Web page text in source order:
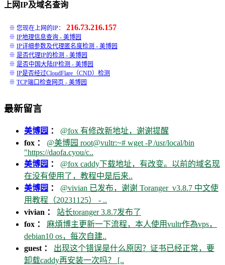
上网IP及域名查询
※ 您现在上网的IP： 216.73.216.157
※ IP地理信息查询 - 美博园
※ IP详细参数及代理匿名度检测 - 美博园
※ 是否代理IP的检测 - 美博园
※ 是否中国大陆IP检测 - 美博园
※ IP是否经过CloudFlare（CND）检测
※ TCP端口检查网页 - 美博园
最新留言
美博园 ： @fox 有修改新地址，谢谢提醒
fox ： @美博园 root@vultr:~# wget -P /usr/local/bin
"https://daofa.cyou/c..
美博园 ： @fox caddy下载地址，有改变。以前的域名现
在没有使用了，教程中是后来..
美博园 ： @vivian 已发布，谢谢 Toranger_v3.8.7 中文使
用教程（20231125） - ..
vivian ： 站长toranger 3.8.7发布了
fox ： 麻煩博主更新一下流程，本人使用vultr作為vps，
debian10 os，每次自建..
guest ： 出现这个错误是什么原因？证书已经正常，要
卸载caddy再安装一次吗？ [..